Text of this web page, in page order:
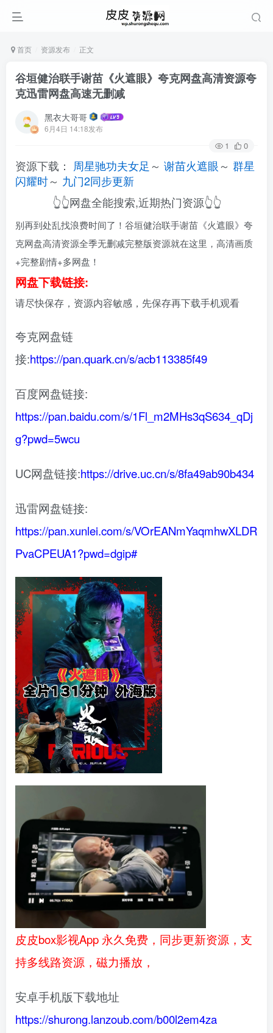
首页 资源发布 正文
谷垣健治联手谢苗《火遮眼》夸克网盘高清资源夸
克迅雷网盘高速无删减
黑衣大哥哥
6月4日 14:18发布
1 0
资源下载： 周星驰功夫女足 ～ 谢苗火遮眼～ 群星
闪耀时～ 九门2同步更新
👆👆网盘全能搜索,近期热门资源👆👆
别再到处乱找浪费时间了！谷垣健治联手谢苗《火遮眼》夸
克网盘高清资源全季无删减完整版资源就在这里，高清画质
+完整剧情+多网盘！
网盘下载链接:
请尽快保存，资源内容敏感，先保存再下载手机观看
夸克网盘链
接:https://pan.quark.cn/s/acb113385f49
百度网盘链接:
https://pan.baidu.com/s/1Fl_m2MHs3qS634_qDj
g?pwd=5wcu
UC网盘链接:https://drive.uc.cn/s/8fa49ab90b434
迅雷网盘链接:
https://pan.xunlei.com/s/VOrEANmYaqmhwXLDR
PvaCPEUA1?pwd=dgip#
皮皮box影视App 永久免费，同步更新资源，支
持多线路资源，磁力播放，
安卓手机版下载地址
https://shurong.lanzoub.com/b00l2em4za